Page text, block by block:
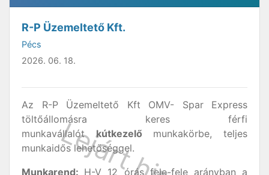
R-P Üzemeltető Kft.
Pécs
2026. 06. 18.
Az R-P Üzemeltető Kft OMV- Spar Express
töltőállomásra keres férfi
munkavállalótkútkezelő munkakörbe, teljes
munkaidős lehetőséggel.
Munkarend: H-V 12 órás fele-fele arányban a